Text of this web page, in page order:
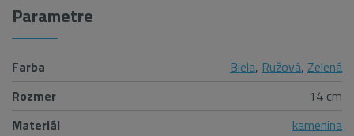
Parametre
Farba Biela, Ružová, Zelená
Rozmer
14 cm
Materiál
kamenina